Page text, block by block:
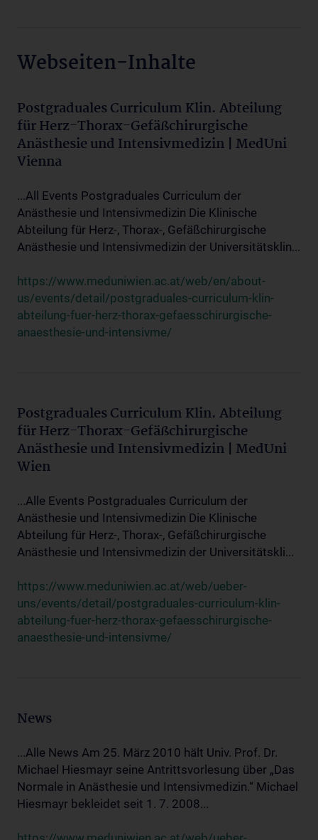
Webseiten-Inhalte
Postgraduales Curriculum Klin. Abteilung
für Herz-Thorax-Gefäßchirurgische
Anästhesie und Intensivmedizin | MedUni
Vienna
...All Events Postgraduales Curriculum der
Anästhesie und Intensivmedizin Die Klinische
Abteilung für Herz-, Thorax-, Gefäßchirurgische
Anästhesie und Intensivmedizin der Universitätsklin...
https://www.meduniwien.ac.at/web/en/about-
us/events/detail/postgraduales-curriculum-klin-
abteilung-fuer-herz-thorax-gefaesschirurgische-
anaesthesie-und-intensivme/
Postgraduales Curriculum Klin. Abteilung
für Herz-Thorax-Gefäßchirurgische
Anästhesie und Intensivmedizin | MedUni
Wien
...Alle Events Postgraduales Curriculum der
Anästhesie und Intensivmedizin Die Klinische
Abteilung für Herz-, Thorax-, Gefäßchirurgische
Anästhesie und Intensivmedizin der Universitätskli...
https://www.meduniwien.ac.at/web/ueber-
uns/events/detail/postgraduales-curriculum-klin-
abteilung-fuer-herz-thorax-gefaesschirurgische-
anaesthesie-und-intensivme/
News
...Alle News Am 25. März 2010 hält Univ. Prof. Dr.
Michael Hiesmayr seine Antrittsvorlesung über „Das
Normale in Anästhesie und Intensivmedizin.“ Michael
Hiesmayr bekleidet seit 1. 7. 2008...